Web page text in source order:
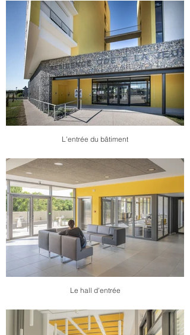
L'entrée du bâtiment
Le hall d'entrée